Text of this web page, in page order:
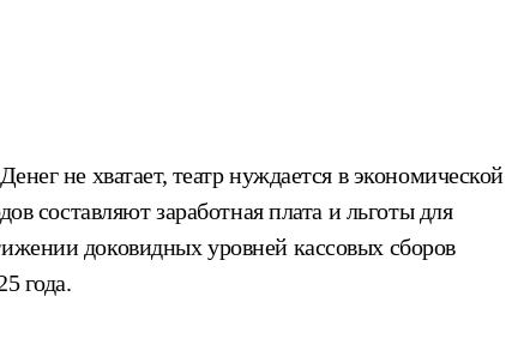
не хватает, театр нуждается в экономической
составляют заработная плата и льготы для
доковидных уровней кассовых сборов
года.